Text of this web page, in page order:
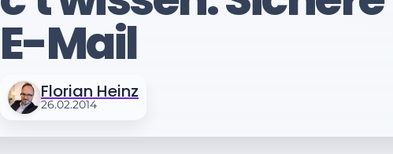
E-Mail
Florian Heinz
26.02.2014